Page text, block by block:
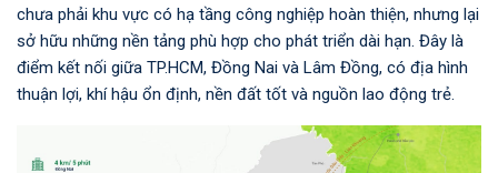
chưa phải khu vực có hạ tầng công nghiệp hoàn thiện, nhưng lại
sở hữu những nền tảng phù hợp cho phát triển dài hạn. Đây là
điểm kết nối giữa TP.HCM, Đồng Nai và Lâm Đồng, có địa hình
thuận lợi, khí hậu ổn định, nền đất tốt và nguồn lao động trẻ.